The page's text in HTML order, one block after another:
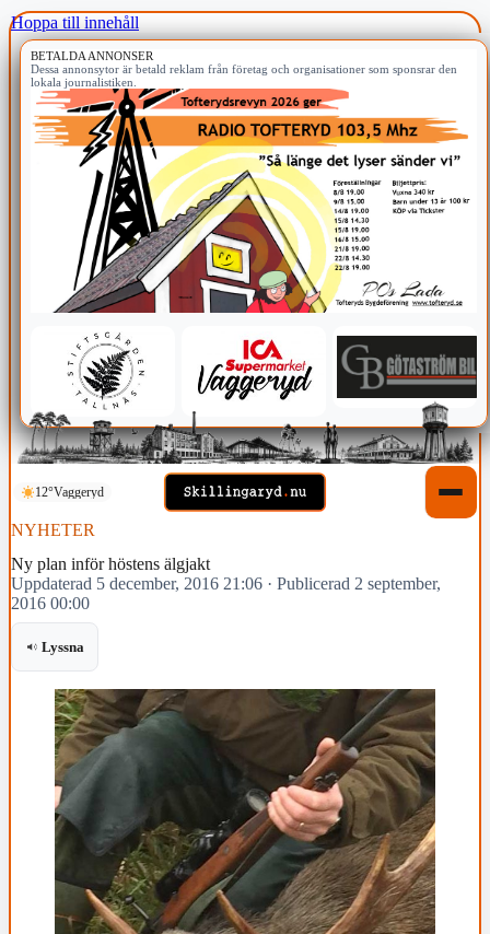
Hoppa till innehåll
BETALDA ANNONSER
Dessa annonsytor är betald reklam från företag och organisationer som sponsrar den
lokala journalistiken.
12°Vaggeryd
NYHETER
Ny plan inför höstens älgjakt
Uppdaterad 5 december, 2016 21:06 · Publicerad 2 september,
2016 00:00
Lyssna